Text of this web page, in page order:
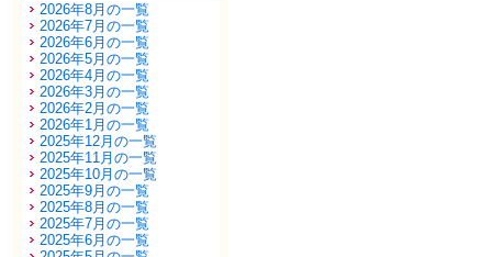
2026年8月の一覧
2026年7月の一覧
2026年6月の一覧
2026年5月の一覧
2026年4月の一覧
2026年3月の一覧
2026年2月の一覧
2026年1月の一覧
2025年12月の一覧
2025年11月の一覧
2025年10月の一覧
2025年9月の一覧
2025年8月の一覧
2025年7月の一覧
2025年6月の一覧